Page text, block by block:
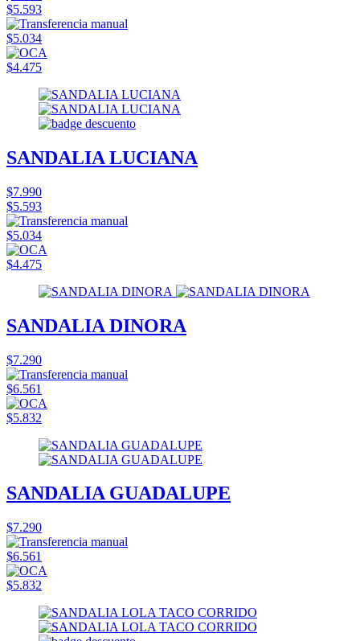
$5.593
$5.034
$4.475
SANDALIA LUCIANA
$7.990
$5.593
$5.034
$4.475
SANDALIA DINORA
$7.290
$6.561
$5.832
SANDALIA GUADALUPE
$7.290
$6.561
$5.832